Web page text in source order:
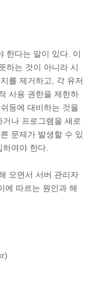
한다는 말이 있다. 이
하는 것이 아니라 시
를 제거하고, 각 유저
사용 권한을 제한하
등에 대비하는 것을
나 프로그램을 새로
문제가 발생할 수 있
여야 한다.
오면서 서버 관리자
에 따르는 원인과 해